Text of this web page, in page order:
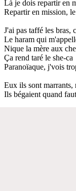
Là je dois repartir en
Repartir en mission,
J'ai pas taffé les bras,
Le haram qui
Nique la mère aux
Ça rend taré le she-ca
Paranoïaque, j'vois
Eux ils sont marrants,
Ils bégaient quand